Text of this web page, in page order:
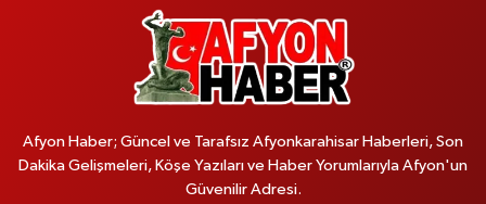
Afyon Haber; Güncel ve Tarafsız Afyonkarahisar Haberleri, Son
Dakika Gelişmeleri, Köşe Yazıları ve Haber Yorumlarıyla Afyon'un
Güvenilir Adresi.